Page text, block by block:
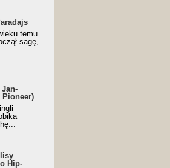
za
temu
sagę,
Pioneer)
Hip-